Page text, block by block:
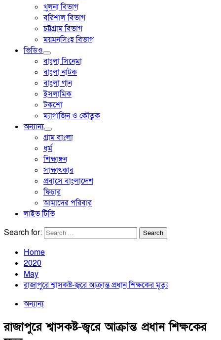
খুলনা বিভাগ
বরিশাল বিভাগ
চট্টগ্রাম বিভাগ
ময়মনসিংহ বিভাগ
ভিডিও
বাংলা সিনেমা
বাংলা নাটক
বাংলা গান
ইসলামিক
টকশো
ম্যাগাজিন ও কৌতুক
অন্যান্য
গ্রাম বাংলা
ধর্ম
শিক্ষাঙ্গন
সাক্ষাৎকার
প্রবাসে বাংলাদেশ
ফিচার
আমাদের পরিবার
লাইভ টিভি
Search for:
Home
2020
May
রাজাপুরে শ্বাসকষ্ট-জ্বরে আক্রান্ত প্রধান শিক্ষকের মৃত্যু
অন্যান্য
রাজাপুরে শ্বাসকষ্ট-জ্বরে আক্রান্ত প্রধান শিক্ষকের